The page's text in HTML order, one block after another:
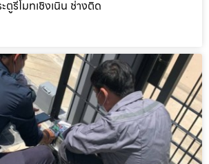
ตูรีโมทเชิงเนิน ช่างติด